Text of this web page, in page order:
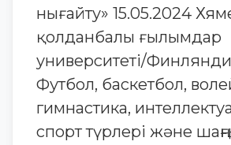
нығайту» 15.05.2024
қолданбалы ғылымдар
университеті/
Футбол, баскетбол,
гимнастика,
спорт түрлері және